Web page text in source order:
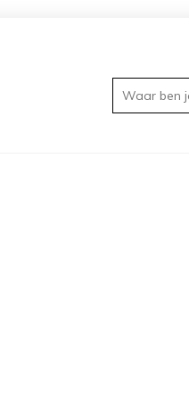
Waar ben je